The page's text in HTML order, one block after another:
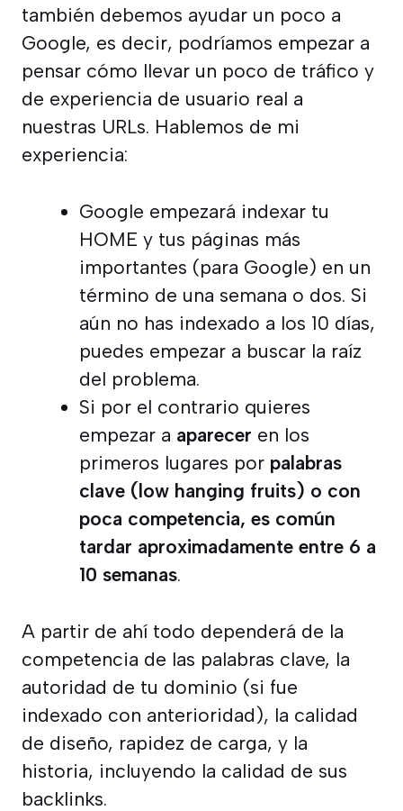
también debemos ayudar un poco a
Google, es decir, podríamos empezar a
pensar cómo llevar un poco de tráfico y
de experiencia de usuario real a
nuestras URLs. Hablemos de mi
experiencia:
Google empezará indexar tu
HOME y tus páginas más
importantes (para Google) en un
término de una semana o dos. Si
aún no has indexado a los 10 días,
puedes empezar a buscar la raíz
del problema.
Si por el contrario quieres
empezar a aparecer en los
primeros lugares por palabras
clave (low hanging fruits) o con
poca competencia, es común
tardar aproximadamente entre 6 a
10 semanas.
A partir de ahí todo dependerá de la
competencia de las palabras clave, la
autoridad de tu dominio (si fue
indexado con anterioridad), la calidad
de diseño, rapidez de carga, y la
historia, incluyendo la calidad de sus
backlinks.